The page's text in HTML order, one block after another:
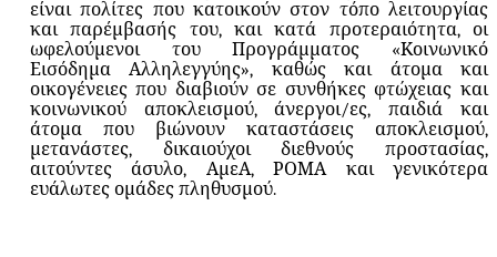
είναι πολίτες που κατοικούν στον τόπο λειτουργίας
και παρέμβασής του, και κατά προτεραιότητα, οι
ωφελούμενοι του Προγράμματος «Κοινωνικό
Εισόδημα Αλληλεγγύης», καθώς και άτομα και
οικογένειες που διαβιούν σε συνθήκες φτώχειας και
κοινωνικού αποκλεισμού, άνεργοι/ες, παιδιά και
άτομα που βιώνουν καταστάσεις αποκλεισμού,
μετανάστες, δικαιούχοι διεθνούς προστασίας,
αιτούντες άσυλο, ΑμεΑ, ΡΟΜΑ και γενικότερα
ευάλωτες ομάδες πληθυσμού.